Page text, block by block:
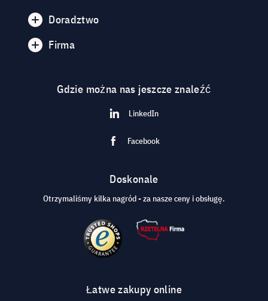
Doradztwo
Firma
Gdzie można nas jeszcze znaleźć
LinkedIn
Facebook
Doskonale
Otrzymaliśmy kilka nagród - za nasze ceny i obsługę.
Łatwe zakupy online